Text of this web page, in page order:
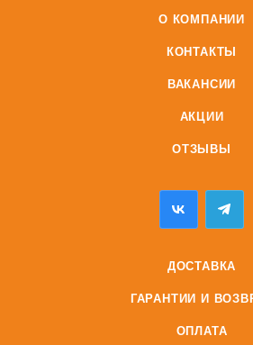
О КОМПАНИИ
КОНТАКТЫ
ВАКАНСИИ
АКЦИИ
ОТЗЫВЫ
ДОСТАВКА
ГАРАНТИИ И
ОПЛАТА